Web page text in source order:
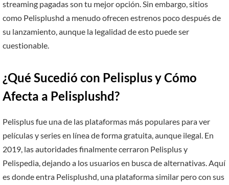
streaming pagadas son tu mejor opción. Sin embargo, sitios
como Pelisplushd a menudo ofrecen estrenos poco después de
su lanzamiento, aunque la legalidad de esto puede ser
cuestionable.
¿Qué Sucedió con Pelisplus y Cómo
Afecta a Pelisplushd?
Pelisplus fue una de las plataformas más populares para ver
películas y series en línea de forma gratuita, aunque ilegal. En
2019, las autoridades finalmente cerraron Pelisplus y
Pelispedia, dejando a los usuarios en busca de alternativas. Aquí
es donde entra Pelisplushd, una plataforma similar pero con sus